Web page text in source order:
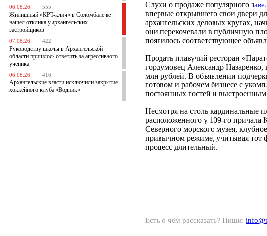
06.08.26 555
Жилищный «КРТ-клич» в Соломбале не
нашел отклика у архангельских
застройщиков
07.08.26 422
Руководству школы в Архангельской
области пришлось ответить за агрессивного
ученика
06.08.26 416
Архангельские власти исключили закрытие
хоккейного клуба «Водник»
Слухи о продаже популярного з
впервые открывшего свои двери
архангельских деловых кругах,
они перекочевали в публичную
появилось соответствующее
Продать плавучий ресторан
гордумовец Александр Назаренко,
млн рублей. В объявлении
готовом и рабочем бизнесе с
постоянных гостей и
Несмотря на столь кардинальные
расположенного у 109-го причала
Северного морского музея,
привычном режиме, учитывая тот
процесс длительный.
Есть о чём рассказать? Пиши: